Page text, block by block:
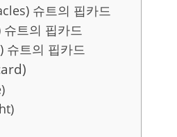
슈트의 핍카드
트의 핍카드
슈트의 핍카드